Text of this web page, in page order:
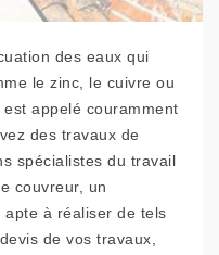
des eaux qui
le zinc, le cuivre ou
appelé couramment
des travaux de
spécialistes du travail
couvreur, un
à réaliser de tels
de vos travaux,